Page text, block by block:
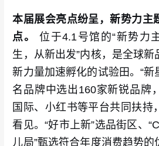
本届展会亮点纷呈，新势力主
点。
位于4.1号馆的“新势力
生，从新出发”内核，是全球新
新力量加速孵化的试验田。“新
名品牌中选出160家新锐品牌
国际、小红书等平台共同扶持
看见。“好市上新”选品街区、
儿局”甄选符合年度消费趋势的